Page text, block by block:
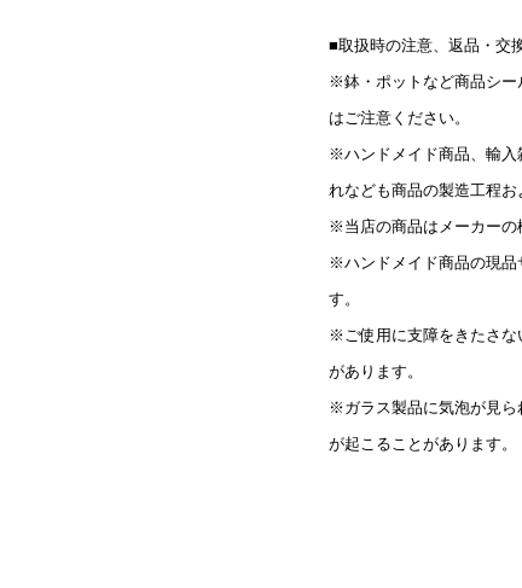
■取扱時の注意、返品・交
※鉢・ポットなど商品シー
はご注意ください。
※ハンドメイド商品、輸入
れなども商品の製造工程お
※当店の商品はメーカーの
※ハンドメイド商品の現品
す。
※ご使用に支障をきたさな
があります。
※ガラス製品に気泡が見ら
が起こることがあります。